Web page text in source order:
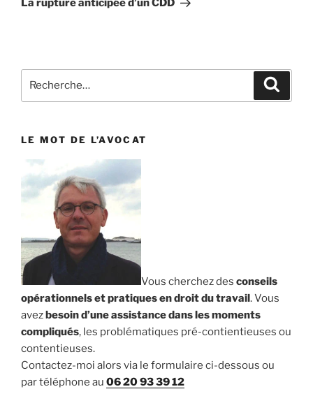
La rupture anticipée d’un CDD
LE MOT DE L’AVOCAT
Vous cherchez des conseils
opérationnels et pratiques en droit du travail. Vous
avezbesoin d’une assistance dans les moments
compliqués, les problématiques pré-contientieuses ou
contentieuses.
Contactez-moi alors via le formulaire ci-dessous ou
par téléphone au 06 20 93 39 12